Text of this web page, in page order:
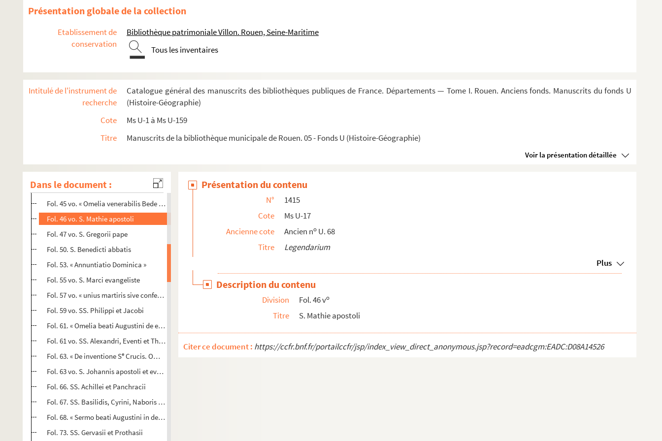
Présentation globale de la collection
Etablissement de
conservation
Bibliothèque patrimoniale Villon. Rouen, Seine-Maritime
Tous les inventaires
Intitulé de l'instrument de
recherche
Catalogue général des manuscrits des bibliothèques publiques de France. Départements — Tome I. Rouen. Anciens fonds. Manuscrits du fonds U
(Histoire-Géographie)
Cote
Ms U-1 à Ms U-159
Titre
Manuscrits de la bibliothèque municipale de Rouen. 05 - Fonds U (Histoire-Géographie)
Voir la présentation détaillée
Dans le document :
Fol. 8. S. Silvestri pape
Fol. 13 vo. S. Mauri abbatis
Fol. 16 vo. S. Antonii abbatis
Fol. 23 vo. SeAgnetis
Fol. 27 vo. S. Vincencii levite
Fol. 36 vo. « Omelia venerabilis Bede presbiteri de eadem lectione. Solennitatem nobis hodierne... »
Fol. 42 vo. SeScolastice
Fol. 43 vo. Cathedra S. Petri
Fol. 45 vo. « Omelia venerabilis Bede de eadem lectione. Lectio sancti Evangelii quam modo... »
Fol. 46 vo. S. Mathie apostoli
Fol. 47 vo. S. Gregorii pape
Fol. 50. S. Benedicti abbatis
Fol. 53. « Annuntiatio Dominica »
Fol. 55 vo. S. Marci evangeliste
Fol. 57 vo. « unius martiris sive confessoris »
Fol. 59 vo. SS. Philippi et Jacobi
Fol. 61. « Omelia beati Augustini de eadem lectione. Erigenda nobis est, ff. kk... »
Fol. 61 vo. SS. Alexandri, Eventi et Theodoli
Fol. 63. « De inventione Se Crucis. Omelia venerabilis Bede... Sicut ex lectione sancti Evangelii... »
Fol. 63 vo. S. Johannis apostoli et evangeliste ante portam latinam
Fol. 66. SS. Achillei et Panchracii
Fol. 67. SS. Basilidis, Cyrini, Naboris et Nazarii
Fol. 68. « Sermo beati Augustini in dedicatione ecclesie. Quotiescumque, fratres charissimi... »
Fol. 73. SS. Gervasii et Prothasii
Présentation du contenu
N°
1415
Cote
Ms U-17
Ancienne cote
Ancien no U. 68
Titre
Legendarium
Plus
Description du contenu
Division Fol. 46 vo
Titre S. Mathie apostoli
Citer ce document : https://ccfr.bnf.fr/portailccfr/jsp/index_view_direct_anonymous.jsp?record=eadcgm:EADC:D08A14526